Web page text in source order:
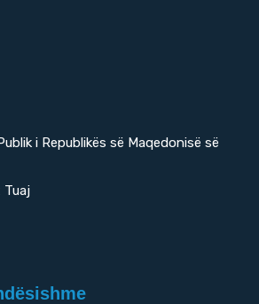
i Republikës së Maqedonisë së
Tuaj